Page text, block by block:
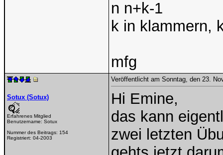
n n+k-1
k in klammern,
mfg
Sotux (Sotux)
Erfahrenes Mitglied
Benutzername: Sotux
Nummer des Beitrags: 154
Registriert: 04-2003
Veröffentlicht am Sonntag, den 23.
Hi Emine,
das kann
zwei letzten